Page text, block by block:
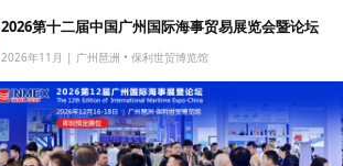
2026第十二届中国广州国际海事贸易展览会暨论坛
2026年11月 | 广州琶洲 • 保利世贸博览馆